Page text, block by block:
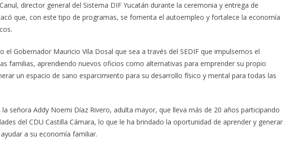
director general del Sistema DIF Yucatán durante la ceremonia y entrega de
que, con este tipo de programas, se fomenta el autoempleo y fortalece la economía
el Gobernador Mauricio Vila Dosal que sea a través del SEDIF que impulsemos el
familias, aprendiendo nuevos oficios como alternativas para emprender su propio
un espacio de sano esparcimiento para su desarrollo físico y mental para todas las
señora Addy Noemi Díaz Rivero, adulta mayor, que lleva más de 20 años participando
del CDU Castilla Cámara, lo que le ha brindado la oportunidad de aprender y generar
a su economía familiar.